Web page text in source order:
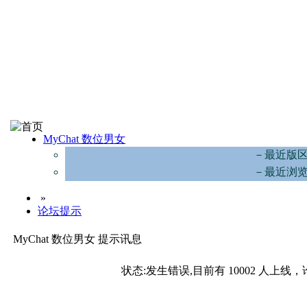
MyChat 数位男女
－最近版
－最近浏
»
论坛提示
MyChat 数位男女 提示讯息
状态:发生错误,目前有 10002 人上线